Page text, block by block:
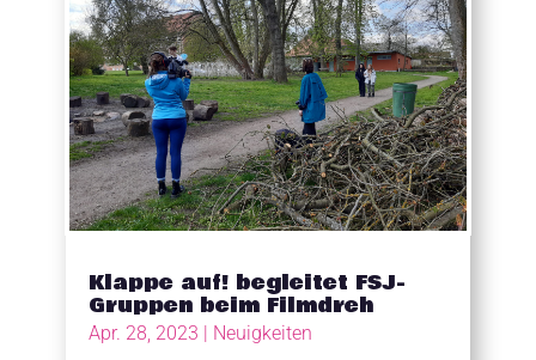
Klappe auf! begleitet FSJ-
Gruppen beim Filmdreh
Apr. 28, 2023
Neuigkeiten